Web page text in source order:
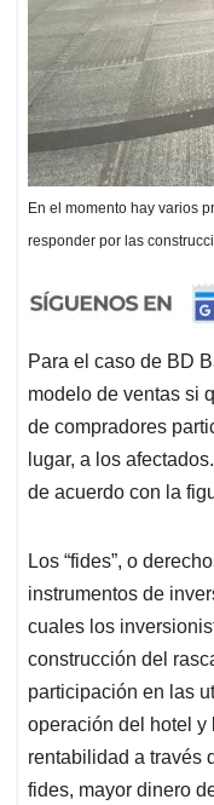
En el momento hay varios
responder por las
Para el caso de BD
modelo de ventas si
de compradores
lugar, a los
de acuerdo con la
Los “fides”, o
instrumentos de
cuales los
construcción del
participación en las
operación del hotel y
rentabilidad a través
fides, mayor dinero